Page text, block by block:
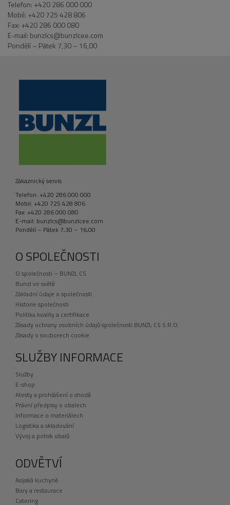
Telefon: +420 286 000 000
Mobil: +420 725 428 806
Fax: +420 286 000 080
E-mail: bunzlcs@bunzlcee.com
Pondělí – Pátek 7,30 – 16,00
Zákaznický servis
Telefon: +420 286 000 000
Mobil: +420 725 428 806
Fax: +420 286 000 080
E-mail: bunzlcs@bunzlcee.com
Pondělí – Pátek 7,30 – 16,00
O SPOLEČNOSTI
O společnosti – BUNZL CS
Bunzl ve světě
Základní údaje o společnosti
Historie společnosti
Politika kvality a certifikace
Zásady ochrany osobních údajů společnosti BUNZL CS S.R.O.
Zásady o souborech cookie
SLUŽBY INFORMACE
Služby
E-shop
Atesty a prohlášení o shodě
Právní předpisy o obalech
Informace o materiálech
Logistika a skladování
Vývoj a potisk obalů
ODVĚTVÍ
Asijská kuchyně
Bary a restaurace
Catering